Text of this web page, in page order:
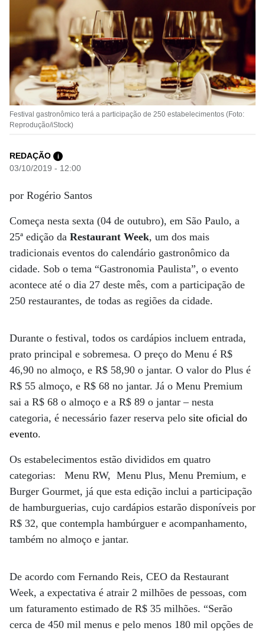
Festival gastronômico terá a participação de 250 estabelecimentos (Foto:
Reprodução/iStock)
REDAÇÃO i
03/10/2019 - 12:00
por Rogério Santos
Começa nesta sexta (04 de outubro), em São Paulo, a
25ª edição da Restaurant Week, um dos mais
tradicionais eventos do calendário gastronômico da
cidade. Sob o tema “Gastronomia Paulista”, o evento
acontece até o dia 27 deste mês, com a participação de
250 restaurantes, de todas as regiões da cidade.
Durante o festival, todos os cardápios incluem entrada,
prato principal e sobremesa. O preço do Menu é R$
46,90 no almoço, e R$ 58,90 o jantar. O valor do Plus é
R$ 55 almoço, e R$ 68 no jantar. Já o Menu Premium
sai a R$ 68 o almoço e a R$ 89 o jantar – nesta
categoria, é necessário fazer reserva pelo site oficial do
evento.
Os estabelecimentos estão divididos em quatro
categorias: Menu RW, Menu Plus, Menu Premium, e
Burger Gourmet, já que esta edição inclui a participação
de hamburguerias, cujo cardápios estarão disponíveis por
R$ 32, que contempla hambúrguer e acompanhamento,
também no almoço e jantar.
De acordo com Fernando Reis, CEO da Restaurant
Week, a expectativa é atrair 2 milhões de pessoas, com
um faturamento estimado de R$ 35 milhões. “Serão
cerca de 450 mil menus e pelo menos 180 mil opções de